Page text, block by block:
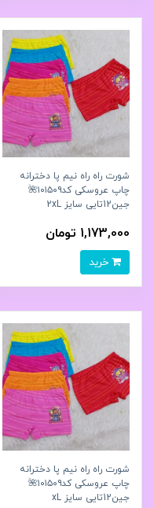
شورت راه راه نیم پا دخترانه
چاپ عروسکی کد۱۰۱۵۰۹🌺
جین12تایی سایز 2xL
1,173,000 تومان
شورت راه راه نیم پا دخترانه
چاپ عروسکی کد۱۰۱۵۰۹🌺
جین12تایی سایز xL